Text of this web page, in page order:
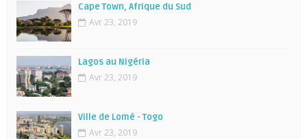
Cape Town, Afrique du Sud
Avr 23, 2019
Lagos au Nigéria
Avr 23, 2019
Ville de Lomé - Togo
Avr 23, 2019